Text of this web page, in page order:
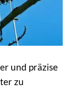
und präzise
zu